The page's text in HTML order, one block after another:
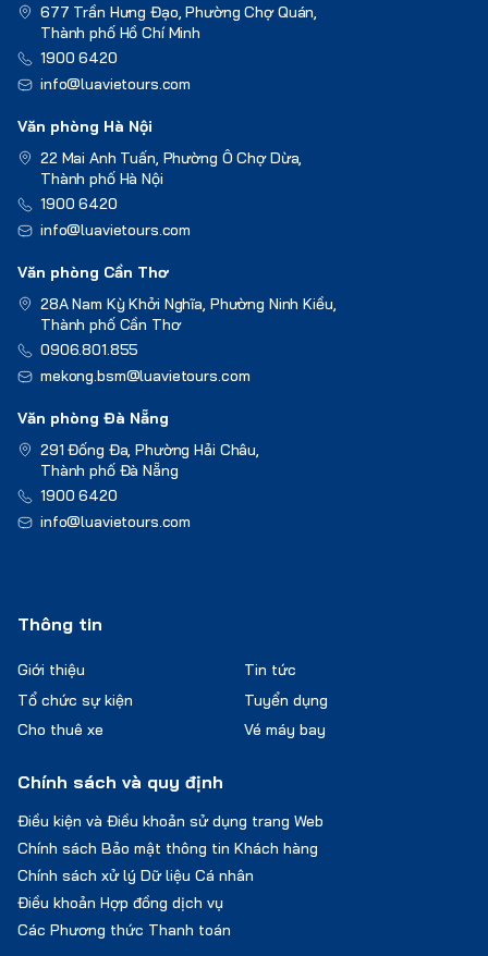
677 Trần Hưng Đạo, Phường Chợ Quán,
Thành phố Hồ Chí Minh
1900 6420
info@luavietours.com
Văn phòng Hà Nội
22 Mai Anh Tuấn, Phường Ô Chợ Dừa,
Thành phố Hà Nội
1900 6420
info@luavietours.com
Văn phòng Cần Thơ
28A Nam Kỳ Khởi Nghĩa, Phường Ninh Kiều,
Thành phố Cần Thơ
0906.801.855
mekong.bsm@luavietours.com
Văn phòng Đà Nẵng
291 Đống Đa, Phường Hải Châu,
Thành phố Đà Nẵng
1900 6420
info@luavietours.com
Thông tin
Giới thiệu
Tổ chức sự kiện
Cho thuê xe
Vé máy bay
Tin tức
Tuyển dụng
Chính sách và quy định
Điều kiện và Điều khoản sử dụng trang Web
Chính sách Bảo mật thông tin Khách hàng
Chính sách xử lý Dữ liệu Cá nhân
Điều khoản Hợp đồng dịch vụ
Các Phương thức Thanh toán